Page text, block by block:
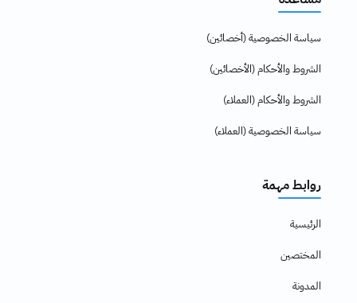
سياسة الخصوصية (أخصائين)
الشروط والأحكام (الأخصائين)
الشروط والأحكام (العملاء)
سياسة الخصوصية (العملاء)
روابط مهمة
الرئيسية
المختصين
المدونة